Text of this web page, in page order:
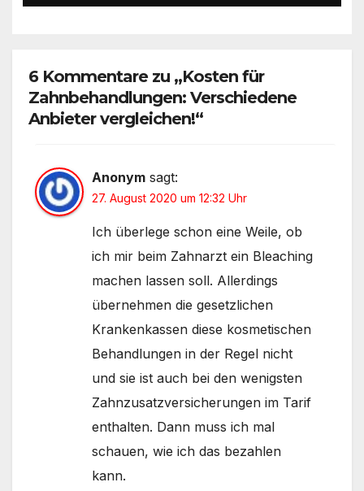
6 Kommentare zu „Kosten für
Zahnbehandlungen: Verschiedene
Anbieter vergleichen!“
Anonym sagt:
27. August 2020 um 12:32 Uhr
Ich überlege schon eine Weile, ob
ich mir beim Zahnarzt ein Bleaching
machen lassen soll. Allerdings
übernehmen die gesetzlichen
Krankenkassen diese kosmetischen
Behandlungen in der Regel nicht
und sie ist auch bei den wenigsten
Zahnzusatzversicherungen im Tarif
enthalten. Dann muss ich mal
schauen, wie ich das bezahlen
kann.